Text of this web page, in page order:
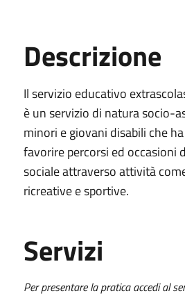
Descrizione
Ilservizio educativo
è un servizio di natura socio-
minori e giovani disabili che
favorire percorsi ed occasioni
sociale attraverso attività
ricreative e sportive.
Servizi
Per presentare la pratica accedi al